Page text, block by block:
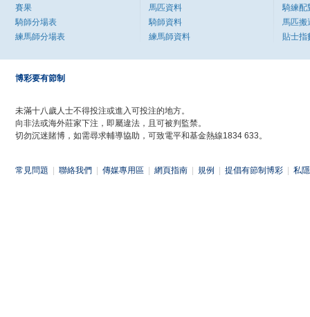
賽果
騎師分場表
練馬師分場表
馬匹資料
騎師資料
練馬師資料
騎練配
馬匹搬
貼士指
博彩要有節制
未滿十八歲人士不得投注或進入可投注的地方。
向非法或海外莊家下注，即屬違法，且可被判監禁。
切勿沉迷賭博，如需尋求輔導協助，可致電平和基金熱線1834 633。
常見問題 聯絡我們 傳媒專用區 網頁指南 規例 提倡有節制博彩 私